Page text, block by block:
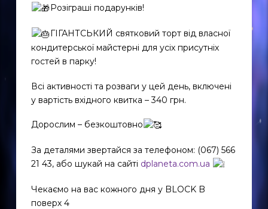
Розіграші подарунків!
ГІГАНТСЬКИЙ святковий торт від власної
кондитерської майстерні для усіх присутніх
гостей в парку!
Всі активності та розваги у цей день, включені
у вартість вхідного квитка – 340 грн.
Дорослим – безкоштовно
За деталями звертайся за телефоном: (067) 566
21 43, або шукай на сайті dplaneta.com.ua
Чекаємо на вас кожного дня у BLOCK B
поверх 4